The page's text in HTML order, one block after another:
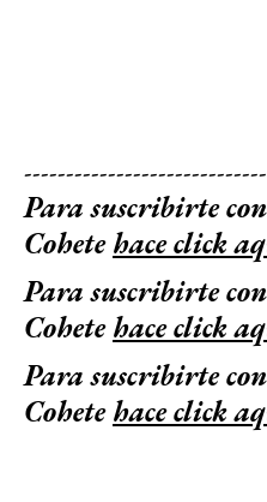
Para suscribirte
Cohetehace click
Para suscribirte
Cohetehace click
Para suscribirte
Cohetehace click